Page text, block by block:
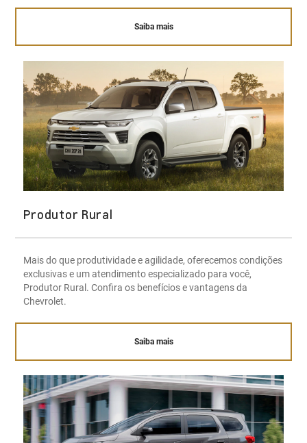
Saiba mais
Produtor Rural
Mais do que produtividade e agilidade, oferecemos condições
exclusivas e um atendimento especializado para você,
Produtor Rural. Confira os benefícios e vantagens da
Chevrolet.
Saiba mais